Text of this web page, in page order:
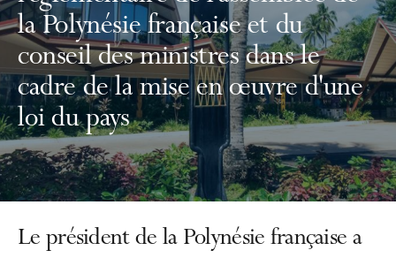
la Polynésie française et du
conseil des ministres dans le
cadre de la mise en œuvre d'une
loi du pays
Le président de la Polynésie française a